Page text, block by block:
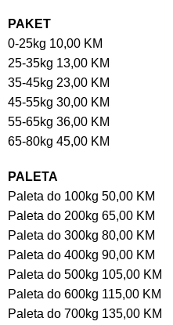
PAKET
0-25kg 10,00 KM
25-35kg 13,00 KM
35-45kg 23,00 KM
45-55kg 30,00 KM
55-65kg 36,00 KM
65-80kg 45,00 KM
PALETA
Paleta do 100kg 50,00 KM
Paleta do 200kg 65,00 KM
Paleta do 300kg 80,00 KM
Paleta do 400kg 90,00 KM
Paleta do 500kg 105,00 KM
Paleta do 600kg 115,00 KM
Paleta do 700kg 135,00 KM